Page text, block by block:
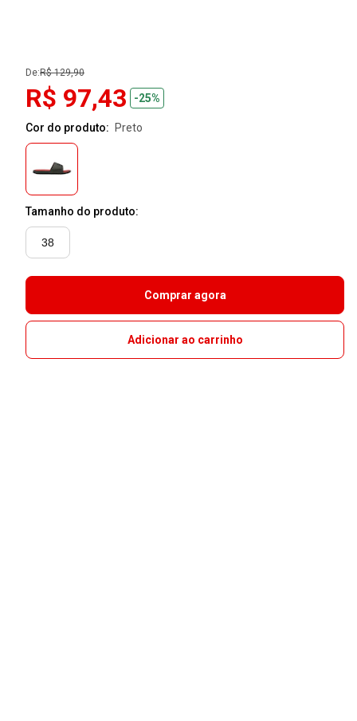
De:R$ 129,90
R$ 97,43 -25%
Cor do produto: preto
Tamanho do produto:
38
Comprar agora
Adicionar ao carrinho